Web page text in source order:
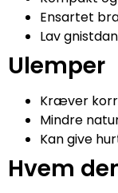
Ensartet
Lav
Ulemper
Kræver
Mindre
Kan give
Hvem